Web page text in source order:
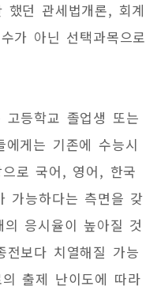
던 관세법개론, 회계
가 아닌 선택과목으로
등학교 졸업생 또는
게는 기존에 수능시
로 국어, 영어, 한국
가능하다는 측면을 갖
응시율이 높아질 것
보다 치열해질 가능
출제 난이도에 따라